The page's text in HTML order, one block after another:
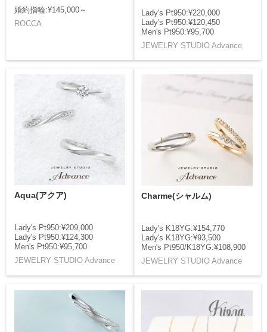
もぴったりのエンゲージリン
グ
婚約指輪:¥145,000～
ROCCA
Lady's Pt950:¥220,000
Lady's Pt950:¥120,450
Men's Pt950:¥95,700
JEWELRY STUDIO Advance
Aqua(アクア)
Lady's Pt950:¥209,000
Lady's Pt950:¥124,300
Men's Pt950:¥95,700
JEWELRY STUDIO Advance
Charme(シャルム)
Lady's K18YG:¥154,770
Lady's K18YG:¥93,500
Men's Pt950/K18YG:¥108,900
JEWELRY STUDIO Advance